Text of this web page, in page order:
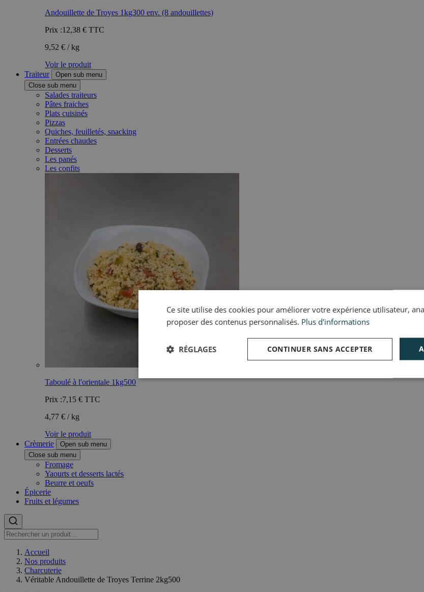
Andouillette de Troyes 1kg300 env. (8 andouillettes)
Prix :12,38 € TTC
9,52 € / kg
Voir le produit
Traiteur
Open sub menu
Close sub menu
Salades traiteurs
Pâtes fraiches
Plats cuisinés
Pizzas
Quiches, feuilletés, snacking
Entrées chaudes
Desserts
Les panés
Les confits
Taboulé à l'orientale 1kg500
Prix :7,15 € TTC
4,77 € / kg
Voir le produit
Crèmerie
Open sub menu
Close sub menu
Fromage
Yaourts et desserts lactés
Beurre et oeufs
Épicerie
Fruits et légumes
Accueil
Nos produits
Charcuterie
Véritable Andouillette de Troyes Terrine 2kg500
Ce site utilise des cookies pour améliorer votre expérience utilisateur,
proposer des contenus personnalisés. Plus d'informations
CONTINUER SANS ACCEPTER
RÉGLAGES